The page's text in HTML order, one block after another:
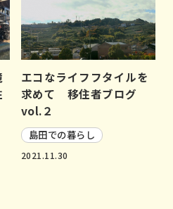
エコなライフフタイルを
求めて 移住者ブログ
vol.２
島田での暮らし
2021.11.30